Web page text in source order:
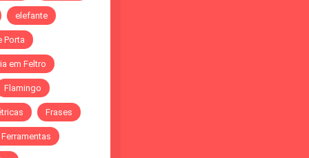
elefante
Porta
em Feltro
Flamingo
Frases